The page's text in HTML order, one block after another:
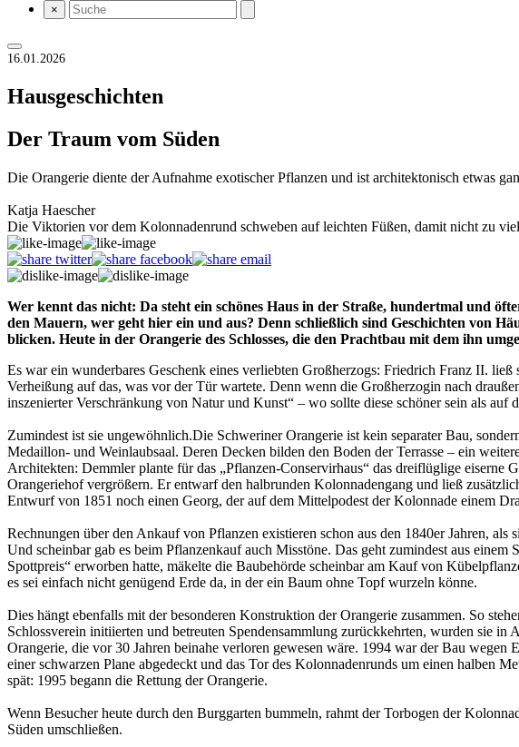
×
16.01.2026
Hausgeschichten
Der Traum vom Süden
Die Orangerie diente der Aufnahme exotischer Pflanzen und ist architektonisch etwas
Katja Haescher
Die Viktorien vor dem Kolonnadenrund schweben auf leichten Füßen, damit nicht zu
Wer kennt das nicht: Da steht ein schönes Haus in der Straße, hundertmal und
den Mauern, wer geht hier ein und aus? Denn schließlich sind Geschichten von
blicken. Heute in der Orangerie des Schlosses, die den Prachtbau mit dem ihn
Es war ein wunderbares Geschenk eines verliebten Großherzogs: Friedrich Franz II.
Verheißung auf das, was vor der Tür wartete. Denn wenn die Großherzogin nach
inszenierter Verschränkung von Natur und Kunst“ – wo sollte diese schöner sein als auf
Zumindest ist sie ungewöhnlich.Die Schweriner Orangerie ist kein separater Bau,
Medaillon- und Weinlaubsaal. Deren Decken bilden den Boden der Terrasse – ein
Architekten: Demmler plante für das „Pflanzen-Conservirhaus“ das dreiflüglige eiserne
Orangeriehof vergrößern. Er entwarf den halbrunden Kolonnadengang und ließ
Entwurf von 1851 noch einen Georg, der auf dem Mittelpodest der Kolonnade einem
Rechnungen über den Ankauf von Pflanzen existieren schon aus den 1840er Jahren,
Und scheinbar gab es beim Pflanzenkauf auch Misstöne. Das geht zumindest aus
Spottpreis“ erworben hatte, mäkelte die Baubehörde scheinbar am Kauf von
es sei einfach nicht genügend Erde da, in der ein Baum ohne Topf wurzeln könne.
Dies hängt ebenfalls mit der besonderen Konstruktion der Orangerie zusammen. So
Schlossverein initiierten und betreuten Spendensammlung zurückkehrten, wurden sie
Orangerie, die vor 30 Jahren beinahe verloren gewesen wäre. 1994 war der Bau
einer schwarzen Plane abgedeckt und das Tor des Kolonnadenrunds um einen halben
spät: 1995 begann die Rettung der Orangerie.
Wenn Besucher heute durch den Burggarten bummeln, rahmt der Torbogen der
Süden umschließen.